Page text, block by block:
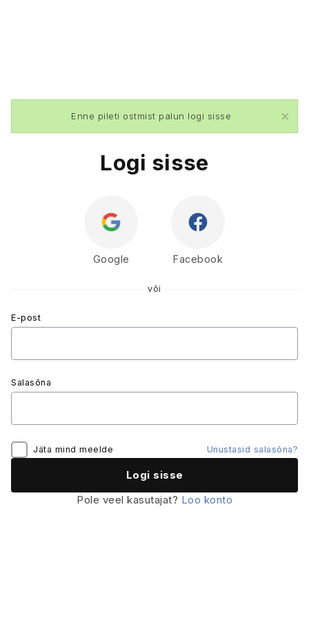
Enne pileti ostmist palun logi sisse ×
Logi sisse
Google Facebook
või
E-post
Salasõna
Jäta mind meelde Unustasid salasõna?
Pole veel kasutajat? Loo konto